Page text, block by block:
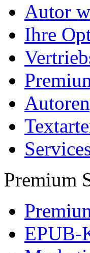
Autor
Ihre
Premium
EPUB-